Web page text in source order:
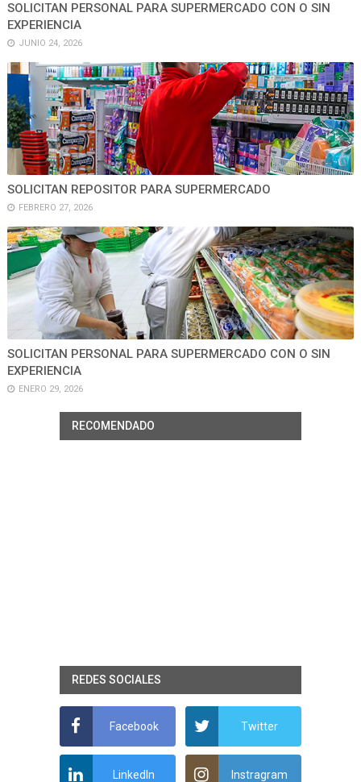
SOLICITAN PERSONAL PARA SUPERMERCADO CON O SIN
EXPERIENCIA
JUNIO 24, 2026
SOLICITAN REPOSITOR PARA SUPERMERCADO
FEBRERO 27, 2026
SOLICITAN PERSONAL PARA SUPERMERCADO CON O SIN
EXPERIENCIA
ENERO 29, 2026
RECOMENDADO
REDES SOCIALES
Facebook Twitter
LinkedIn Instragram